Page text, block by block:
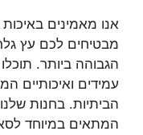
אנו מאמינים באיכות
מבטיחים לכם עץ
הגבוהה ביותר.
עמידים ואיכותיים
הביתיות. בחנות
המתאים במיוחד